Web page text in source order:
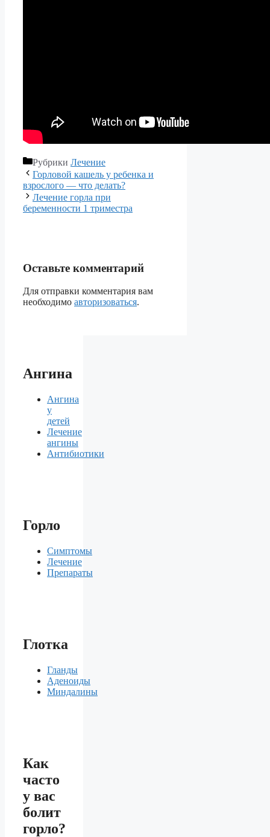
Рубрики Лечение
Горловой кашель у ребенка и
взрослого — что делать?
Лечение горла при
беременности 1 триместра
Оставьте комментарий
Для отправки комментария вам
необходимо авторизоваться.
Ангина
Ангина
у
детей
Лечение
ангины
Антибиотики
Горло
Симптомы
Лечение
Препараты
Глотка
Гланды
Аденоиды
Миндалины
Как
часто
у вас
болит
горло?